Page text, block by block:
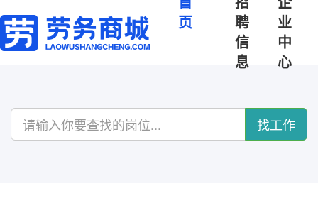
页
聘
信
息
业
中
心
找工作